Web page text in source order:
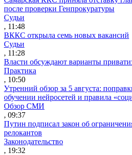
после проверки Генпрокуратуры
Судьи
, 11:48
ВККС открыла семь новых вакансий
Судьи
, 11:28
Власти обсуждают варианты
Практика
, 10:50
Утренний обзор за 5 августа:
обучении нейросетей и правила
Обзор СМИ
, 09:37
Путин подписал закон об
релокантов
Законодательство
, 19:32